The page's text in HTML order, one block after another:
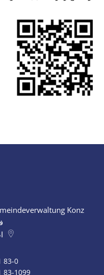
Konz
83-0
83-1099